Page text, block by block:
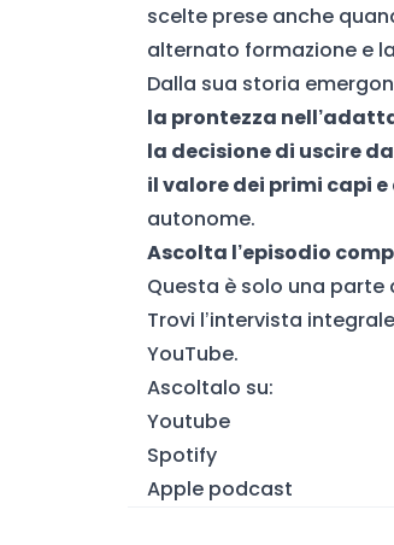
scelte prese anche
alternato formazione e
Dalla sua storia
la prontezza
la decisione di uscire
il valore dei primi capi
autonome.
Ascolta l’episodio
Questa è solo una parte
Trovi l’intervista
YouTube.
Ascoltalo su:
Youtube
Spotify
Apple podcast